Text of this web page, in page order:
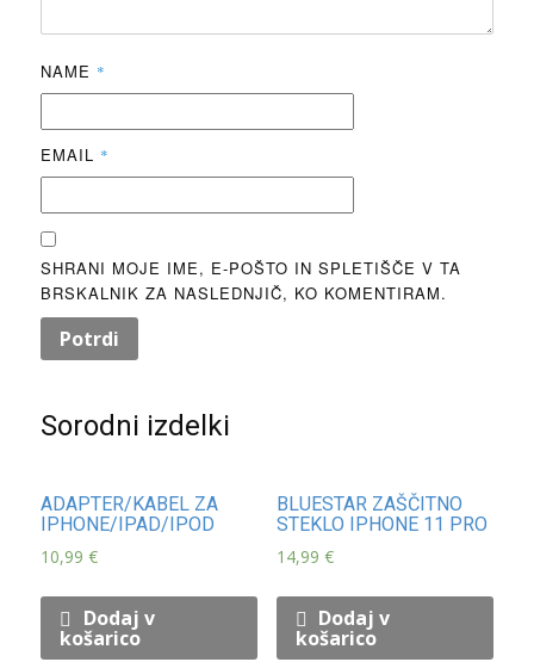
NAME *
EMAIL *
SHRANI MOJE IME, E-POŠTO IN SPLETIŠČE V TA
BRSKALNIK ZA NASLEDNJIČ, KO KOMENTIRAM.
Sorodni izdelki
ADAPTER/KABEL ZA
IPHONE/IPAD/IPOD
10,99€
Dodaj v
košarico
BLUESTAR ZAŠČITNO
STEKLO IPHONE 11 PRO
14,99 €
Dodaj v
košarico